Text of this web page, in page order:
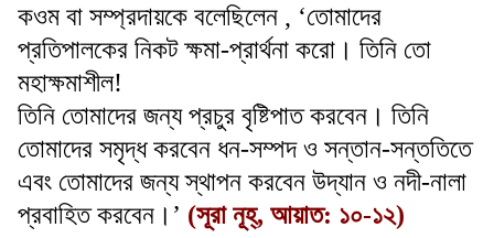
কওম বা সম্প্রদায়কে বলেছিলেন , ‘তোমাদের
প্রতিপালকের নিকট ক্ষমা-প্রার্থনা করো। তিনি তো
মহাক্ষমাশীল!
তিনি তোমাদের জন্য প্রচুর বৃষ্টিপাত করবেন। তিনি
তোমাদের সমৃদ্ধ করবেন ধন-সম্পদ ও সন্তান-সন্ততিতে
এবং তোমাদের জন্য স্থাপন করবেন উদ্যান ও নদী-নালা
প্রবাহিত করবেন।’ (সূরা নূহ্, আয়াত: ১০-১২)